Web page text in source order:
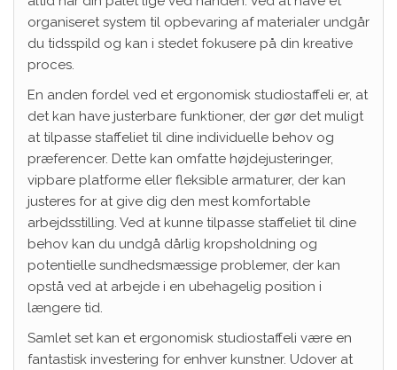
organiseret system til opbevaring af materialer undgår
du tidsspild og kan i stedet fokusere på din kreative
proces.
En anden fordel ved et ergonomisk studiostaffeli er, at
det kan have justerbare funktioner, der gør det muligt
at tilpasse staffeliet til dine individuelle behov og
præferencer. Dette kan omfatte højdejusteringer,
vipbare platforme eller fleksible armaturer, der kan
justeres for at give dig den mest komfortable
arbejdsstilling. Ved at kunne tilpasse staffeliet til dine
behov kan du undgå dårlig kropsholdning og
potentielle sundhedsmæssige problemer, der kan
opstå ved at arbejde i en ubehagelig position i
længere tid.
Samlet set kan et ergonomisk studiostaffeli være en
fantastisk investering for enhver kunstner. Udover at